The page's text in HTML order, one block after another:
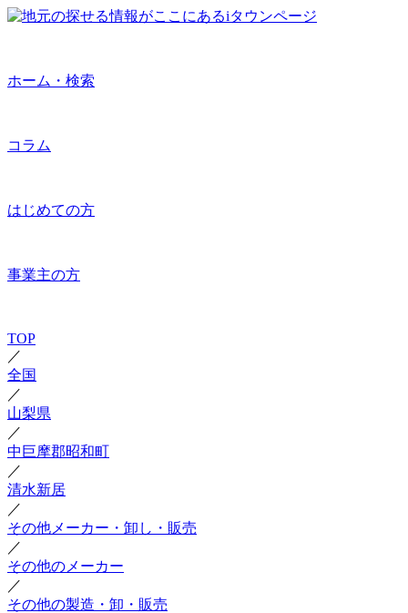
ホーム・検索
コラム
はじめての方
事業主の方
TOP
／
全国
／
山梨県
／
中巨摩郡昭和町
／
清水新居
／
その他メーカー・卸し・販売
／
その他のメーカー
／
その他の製造・卸・販売